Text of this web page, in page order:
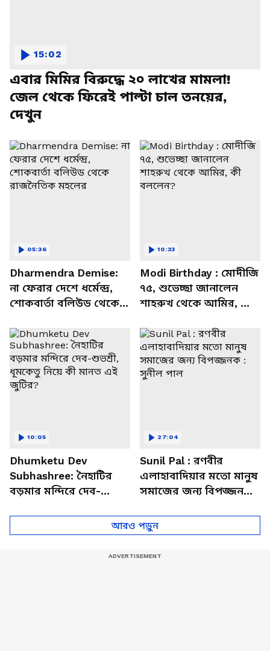
এবার মিমির বিরুদ্ধে ২০ লাখের মামলা!
জেল থেকে ফিরেই পাল্টা চাল তনয়ের,
দেখুন
15:02
Dharmendra Demise:
না ফেরার দেশে ধর্মেন্দ্র,
শোকবার্তা বলিউড থেকে
05:36
Modi Birthday : মোদীজি
৭৫, শুভেচ্ছা জানালেন
শাহরুখ থেকে আমির, কী
10:33
Dhumketu Dev
Subhashree: নৈহাটির
বড়মার মন্দিরে দেব-
10:05
Sunil Pal : রণবীর
এলাহাবাদিয়ার মতো মানুষ
সমাজের জন্য বিপজ্জনক :
27:04
আরও পড়ুন